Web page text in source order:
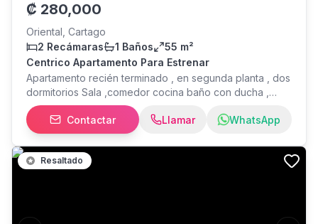
₡ 280,000
Oriental, Cartago
2 Recámaras
1 Baños
55 m²
Centrico Apartamento Para Estrenar
Apartamento recién terminado , en segunda planta , dos
dormitorios Sala ,comedor cocina baño con ducha ,
agua caliente , , Cerca de todo , por la Iglesia de Los
Angeles , costado sur oeste de la escuela de Los
Angeles, ideal para pareja . Incluye agua
Contactar Llamar WhatsApp
Resaltado